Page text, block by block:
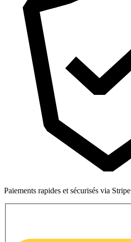
Paiements rapides et sécurisés via Stripe